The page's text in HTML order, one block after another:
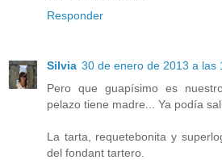
Responder
Silvia 30 de enero de 2013 a las
Pero que guapísimo es
pelazo tiene madre... Ya podía
La tarta, requetebonita y
del fondant tartero.